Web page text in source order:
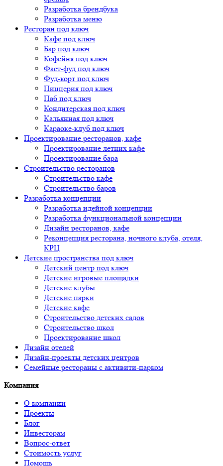
Разработка брендбука
Разработка меню
Ресторан под ключ
Кафе под ключ
Бар под ключ
Кофейня под ключ
Фаст-фуд под ключ
Фуд-корт под ключ
Пиццерия под ключ
Паб под ключ
Кондитерская под ключ
Кальянная под ключ
Караоке-клуб под ключ
Проектирование ресторанов, кафе
Проектирование летних кафе
Проектирование бара
Строительство ресторанов
Строительство кафе
Строительство баров
Разработка концепции
Разработка идейной концепции
Разработка функциональной концепции
Дизайн ресторанов, кафе
Реконцепция ресторана, ночного клуба, отеля,
КРЦ
Детские пространства под ключ
Детский центр под ключ
Детские игровые площадки
Детские клубы
Детские парки
Детские кафе
Строительство детских садов
Строительство школ
Проектирование школ
Дизайн отелей
Дизайн-проекты детских центров
Семейные рестораны с активити-парком
Компания
О компании
Проекты
Блог
Инвесторам
Вопрос-ответ
Стоимость услуг
Помощь